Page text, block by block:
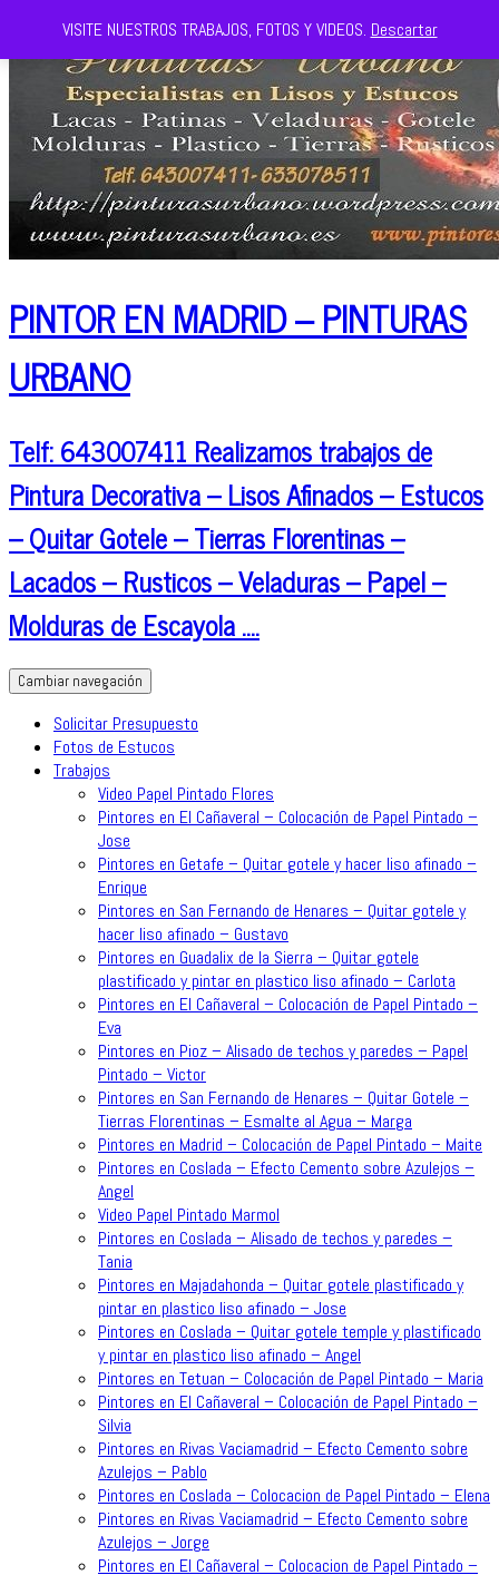
PINTOR EN MADRID – PINTURAS
URBANO
Telf: 643007411 Realizamos trabajos de
Pintura Decorativa – Lisos Afinados – Estucos
– Quitar Gotele – Tierras Florentinas –
Lacados – Rusticos – Veladuras – Papel –
Molduras de Escayola ….
Cambiar navegación
Solicitar Presupuesto
Fotos de Estucos
Trabajos
Video Papel Pintado Flores
Pintores en El Cañaveral – Colocación de Papel Pintado –
Jose
Pintores en Getafe – Quitar gotele y hacer liso afinado –
Enrique
Pintores en San Fernando de Henares – Quitar gotele y
hacer liso afinado – Gustavo
Pintores en Guadalix de la Sierra – Quitar gotele
plastificado y pintar en plastico liso afinado – Carlota
Pintores en El Cañaveral – Colocación de Papel Pintado –
Eva
Pintores en Pioz – Alisado de techos y paredes – Papel
Pintado – Victor
Pintores en San Fernando de Henares – Quitar Gotele –
Tierras Florentinas – Esmalte al Agua – Marga
Pintores en Madrid – Colocación de Papel Pintado – Maite
Pintores en Coslada – Efecto Cemento sobre Azulejos –
Angel
Video Papel Pintado Marmol
Pintores en Coslada – Alisado de techos y paredes –
Tania
Pintores en Majadahonda – Quitar gotele plastificado y
pintar en plastico liso afinado – Jose
Pintores en Coslada – Quitar gotele temple y plastificado
y pintar en plastico liso afinado – Angel
Pintores en Tetuan – Colocación de Papel Pintado – Maria
Pintores en El Cañaveral – Colocación de Papel Pintado –
Silvia
Pintores en Rivas Vaciamadrid – Efecto Cemento sobre
Azulejos – Pablo
Pintores en Coslada – Colocacion de Papel Pintado – Elena
Pintores en Rivas Vaciamadrid – Efecto Cemento sobre
Azulejos – Jorge
Pintores en El Cañaveral – Colocacion de Papel Pintado –
VISITE NUESTROS TRABAJOS, FOTOS Y VIDEOS. Descartar